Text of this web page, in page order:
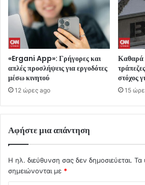
«Ergani App»: Γρήγορες και
απλές προσλήψεις για εργοδότες
μέσω κινητού
12 ώρες ago
Καθαρά
στόχος
15
Αφήστε μια απάντηση
Η ηλ. διεύθυνση σας δεν δημοσιεύεται. Τα
σημειώνονται με *